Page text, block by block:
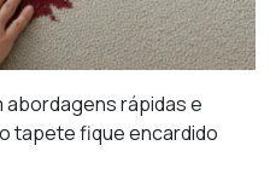
rápidas e
tapete fique encardido